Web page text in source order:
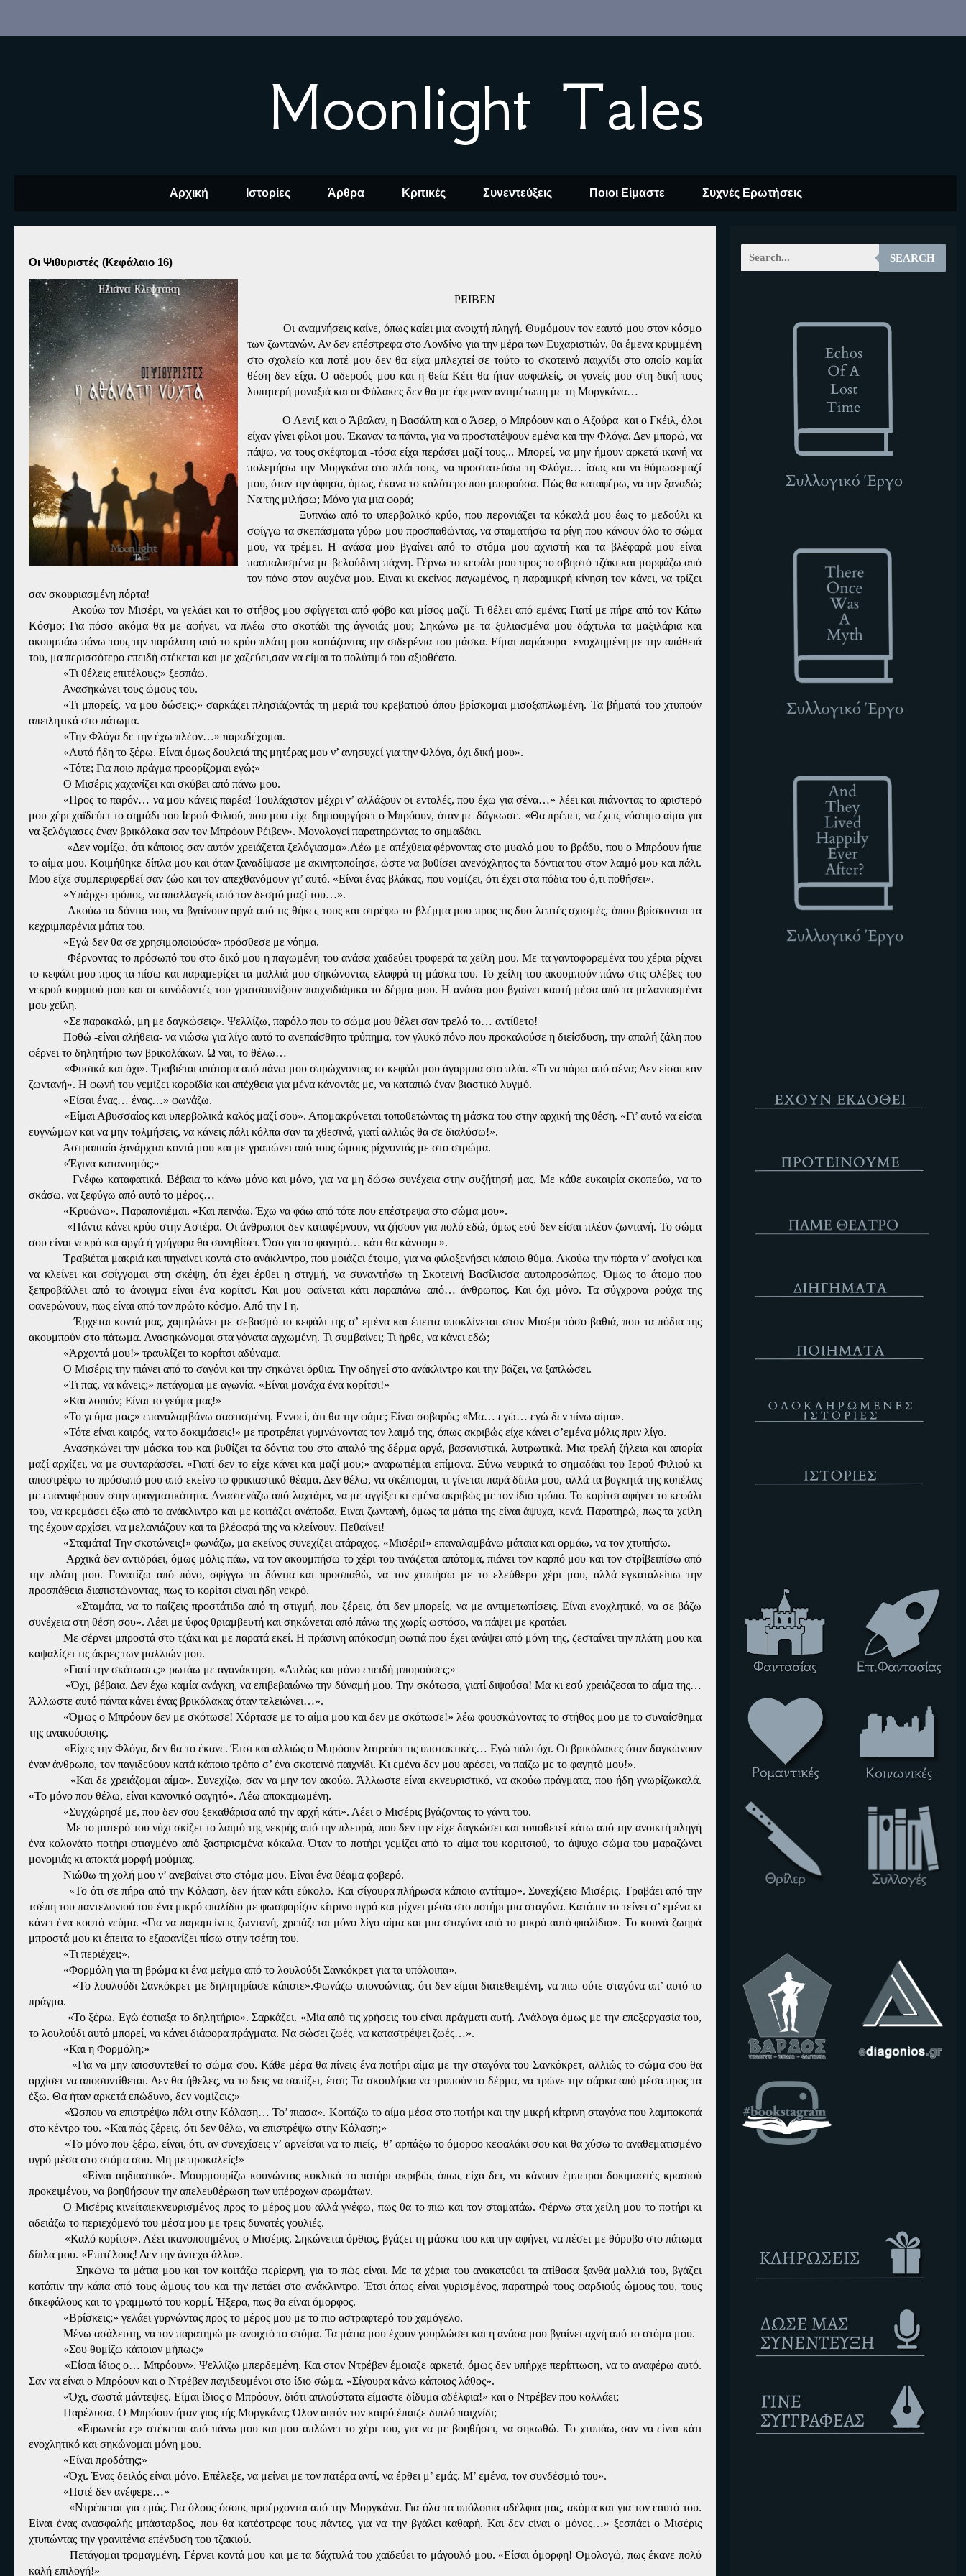
Moonlight Tales
Αρχική Ιστορίες Άρθρα Κριτικές Συνεντεύξεις Ποιοι Είμαστε Συχνές Ερωτήσεις
Οι Ψιθυριστές (Κεφάλαιο 16)
ΡΕΙΒΕΝ
Οι αναμνήσεις καίνε, όπως καίει μια ανοιχτή πληγή. Θυμόμουν τον εαυτό μου στον κόσμο
των ζωντανών. Αν δεν επέστρεφα στο Λονδίνο για την μέρα των Ευχαριστιών, θα έμενα κρυμμένη
στο σχολείο και ποτέ μου δεν θα είχα μπλεχτεί σε τούτο το σκοτεινό παιχνίδι στο οποίο καμία
θέση δεν είχα. Ο αδερφός μου και η θεία Κέιτ θα ήταν ασφαλείς, οι γονείς μου στη δική τους
λυπητερή μοναξιά και οι Φύλακες δεν θα με έφερναν αντιμέτωπη με τη Μοργκάνα…
Ο Λενιξ και ο Άβαλαν, η Βασάλτη και ο Άσερ, ο Μπρόουν και ο Αζούρα και ο Γκέιλ, όλοι
είχαν γίνει φίλοι μου. Έκαναν τα πάντα, για να προστατέψουν εμένα και την Φλόγα. Δεν μπορώ, να
πάψω, να τους σκέφτομαι -τόσα είχα περάσει μαζί τους... Μπορεί, να μην ήμουν αρκετά ικανή να
πολεμήσω την Μοργκάνα στο πλάι τους, να προστατεύσω τη Φλόγα… ίσως και να θύμωσεμαζί
μου, όταν την άφησα, όμως, έκανα το καλύτερο που μπορούσα. Πώς θα καταφέρω, να την ξαναδώ;
Να της μιλήσω; Μόνο για μια φορά;
Ξυπνάω από το υπερβολικό κρύο, που περονιάζει τα κόκαλά μου έως το μεδούλι κι
σφίγγω τα σκεπάσματα γύρω μου προσπαθώντας, να σταματήσω τα ρίγη που κάνουν όλο το σώμα
μου, να τρέμει. Η ανάσα μου βγαίνει από το στόμα μου αχνιστή και τα βλέφαρά μου είναι
πασπαλισμένα με βελούδινη πάχνη. Γέρνω το κεφάλι μου προς το σβηστό τζάκι και μορφάζω από
τον πόνο στον αυχένα μου. Ειναι κι εκείνος παγωμένος, η παραμικρή κίνηση τον κάνει, να τρίζει
σαν σκουριασμένη πόρτα!
Ακούω τον Μισέρι, να γελάει και το στήθος μου σφίγγεται από φόβο και μίσος μαζί. Τι θέλει από εμένα; Γιατί με πήρε από τον Κάτω
Κόσμο; Για πόσο ακόμα θα με αφήνει, να πλέω στο σκοτάδι της άγνοιάς μου; Σηκώνω με τα ξυλιασμένα μου δάχτυλα τα μαξιλάρια και
ακουμπάω πάνω τους την παράλυτη από το κρύο πλάτη μου κοιτάζοντας την σιδερένια του μάσκα. Είμαι παράφορα ενοχλημένη με την απάθειά
του, μα περισσότερο επειδή στέκεται και με χαζεύει,σαν να είμαι το πολύτιμό του αξιοθέατο.
«Τι θέλεις επιτέλους;» ξεσπάω.
Ανασηκώνει τους ώμους του.
«Τι μπορείς, να μου δώσεις;» σαρκάζει πλησιάζοντάς τη μεριά του κρεβατιού όπου βρίσκομαι μισοξαπλωμένη. Τα βήματά του χτυπούν
απειλητικά στο πάτωμα.
«Την Φλόγα δε την έχω πλέον…» παραδέχομαι.
«Αυτό ήδη το ξέρω. Είναι όμως δουλειά της μητέρας μου ν’ ανησυχεί για την Φλόγα, όχι δική μου».
«Τότε; Για ποιο πράγμα προορίζομαι εγώ;»
Ο Μισέρις χαχανίζει και σκύβει από πάνω μου.
«Προς το παρόν… να μου κάνεις παρέα! Τουλάχιστον μέχρι ν’ αλλάξουν οι εντολές, που έχω για σένα…» λέει και πιάνοντας το αριστερό
μου χέρι χαϊδεύει το σημάδι του Ιερού Φιλιού, που μου είχε δημιουργήσει ο Μπρόουν, όταν με δάγκωσε. «Θα πρέπει, να έχεις νόστιμο αίμα για
να ξελόγιασες έναν βρικόλακα σαν τον Μπρόουν Ρέιβεν». Μονολογεί παρατηρώντας το σημαδάκι.
«Δεν νομίζω, ότι κάποιος σαν αυτόν χρειάζεται ξελόγιασμα».Λέω με απέχθεια φέρνοντας στο μυαλό μου το βράδυ, που ο Μπρόουν ήπιε
το αίμα μου. Κοιμήθηκε δίπλα μου και όταν ξαναδίψασε με ακινητοποίησε, ώστε να βυθίσει ανενόχλητος τα δόντια του στον λαιμό μου και πάλι.
Μου είχε συμπεριφερθεί σαν ζώο και τον απεχθανόμουν γι’ αυτό. «Είναι ένας βλάκας, που νομίζει, ότι έχει στα πόδια του ό,τι ποθήσει».
«Υπάρχει τρόπος, να απαλλαγείς από τον δεσμό μαζί του…».
Ακούω τα δόντια του, να βγαίνουν αργά από τις θήκες τους και στρέφω το βλέμμα μου προς τις δυο λεπτές σχισμές, όπου βρίσκονται τα
κεχριμπαρένια μάτια του.
«Εγώ δεν θα σε χρησιμοποιούσα» πρόσθεσε με νόημα.
Φέρνοντας το πρόσωπό του στο δικό μου η παγωμένη του ανάσα χαϊδεύει τρυφερά τα χείλη μου. Με τα γαντοφορεμένα του χέρια ρίχνει
το κεφάλι μου προς τα πίσω και παραμερίζει τα μαλλιά μου σηκώνοντας ελαφρά τη μάσκα του. Το χείλη του ακουμπούν πάνω στις φλέβες του
νεκρού κορμιού μου και οι κυνόδοντές του γρατσουνίζουν παιχνιδιάρικα το δέρμα μου. Η ανάσα μου βγαίνει καυτή μέσα από τα μελανιασμένα
μου χείλη.
«Σε παρακαλώ, μη με δαγκώσεις». Ψελλίζω, παρόλο που το σώμα μου θέλει σαν τρελό το… αντίθετο!
Ποθώ -είναι αλήθεια- να νιώσω για λίγο αυτό το ανεπαίσθητο τρύπημα, τον γλυκό πόνο που προκαλούσε η διείσδυση, την απαλή ζάλη που
φέρνει το δηλητήριο των βρικολάκων. Ω ναι, το θέλω…
«Φυσικά και όχι». Τραβιέται απότομα από πάνω μου σπρώχνοντας το κεφάλι μου άγαρμπα στο πλάι. «Τι να πάρω από σένα; Δεν είσαι καν
ζωντανή». Η φωνή του γεμίζει κοροϊδία και απέχθεια για μένα κάνοντάς με, να καταπιώ έναν βιαστικό λυγμό.
«Είσαι ένας… ένας…» φωνάζω.
«Είμαι Αβυσσαίος και υπερβολικά καλός μαζί σου». Απομακρύνεται τοποθετώντας τη μάσκα του στην αρχική της θέση. «Γι’ αυτό να είσαι
ευγνώμων και να μην τολμήσεις, να κάνεις πάλι κόλπα σαν τα χθεσινά, γιατί αλλιώς θα σε διαλύσω!».
Αστραπιαία ξανάρχται κοντά μου και με γραπώνει από τους ώμους ρίχνοντάς με στο στρώμα.
«Έγινα κατανοητός;»
Γνέφω καταφατικά. Βέβαια το κάνω μόνο και μόνο, για να μη δώσω συνέχεια στην συζήτησή μας. Με κάθε ευκαιρία σκοπεύω, να το
σκάσω, να ξεφύγω από αυτό το μέρος…
«Κρυώνω». Παραπονιέμαι. «Και πεινάω. Έχω να φάω από τότε που επέστρεψα στο σώμα μου».
«Πάντα κάνει κρύο στην Αστέρα. Οι άνθρωποι δεν καταφέρνουν, να ζήσουν για πολύ εδώ, όμως εσύ δεν είσαι πλέον ζωντανή. Το σώμα
σου είναι νεκρό και αργά ή γρήγορα θα συνηθίσει. Όσο για το φαγητό… κάτι θα κάνουμε».
Τραβιέται μακριά και πηγαίνει κοντά στο ανάκλιντρο, που μοιάζει έτοιμο, για να φιλοξενήσει κάποιο θύμα. Ακούω την πόρτα ν’ ανοίγει και
να κλείνει και σφίγγομαι στη σκέψη, ότι έχει έρθει η στιγμή, να συναντήσω τη Σκοτεινή Βασίλισσα αυτοπροσώπως. Όμως το άτομο που
ξεπροβάλλει από το άνοιγμα είναι ένα κορίτσι. Και μου φαίνεται κάτι παραπάνω από… άνθρωπος. Και όχι μόνο. Τα σύγχρονα ρούχα της
φανερώνουν, πως είναι από τον πρώτο κόσμο. Από την Γη.
Έρχεται κοντά μας, χαμηλώνει με σεβασμό το κεφάλι της σ’ εμένα και έπειτα υποκλίνεται στον Μισέρι τόσο βαθιά, που τα πόδια της
ακουμπούν στο πάτωμα. Ανασηκώνομαι στα γόνατα αγχωμένη. Τι συμβαίνει; Τι ήρθε, να κάνει εδώ;
«Άρχοντά μου!» τραυλίζει το κορίτσι αδύναμα.
Ο Μισέρις την πιάνει από το σαγόνι και την σηκώνει όρθια. Την οδηγεί στο ανάκλιντρο και την βάζει, να ξαπλώσει.
«Τι πας, να κάνεις;» πετάγομαι με αγωνία. «Είναι μονάχα ένα κορίτσι!»
«Και λοιπόν; Είναι το γεύμα μας!»
«Το γεύμα μας;» επαναλαμβάνω σαστισμένη. Εννοεί, ότι θα την φάμε; Είναι σοβαρός; «Μα… εγώ… εγώ δεν πίνω αίμα».
«Τότε είναι καιρός, να το δοκιμάσεις!» με προτρέπει γυμνώνοντας τον λαιμό της, όπως ακριβώς είχε κάνει σ’εμένα μόλις πριν λίγο.
Ανασηκώνει την μάσκα του και βυθίζει τα δόντια του στο απαλό της δέρμα αργά, βασανιστικά, λυτρωτικά. Μια τρελή ζήλεια και απορία
μαζί αρχίζει, να με συνταράσσει. «Γιατί δεν το είχε κάνει και μαζί μου;» αναρωτιέμαι επίμονα. Ξύνω νευρικά το σημαδάκι του Ιερού Φιλιού κι
αποστρέφω το πρόσωπό μου από εκείνο το φρικιαστικό θέαμα. Δεν θέλω, να σκέπτομαι, τι γίνεται παρά δίπλα μου, αλλά τα βογκητά της κοπέλας
με επαναφέρουν στην πραγματικότητα. Αναστενάζω από λαχτάρα, να με αγγίξει κι εμένα ακριβώς με τον ίδιο τρόπο. Το κορίτσι αφήνει το κεφάλι
του, να κρεμάσει έξω από το ανάκλιντρο και με κοιτάζει ανάποδα. Ειναι ζωντανή, όμως τα μάτια της είναι άψυχα, κενά. Παρατηρώ, πως τα χείλη
της έχουν αρχίσει, να μελανιάζουν και τα βλέφαρά της να κλείνουν. Πεθαίνει!
«Σταμάτα! Την σκοτώνεις!» φωνάζω, μα εκείνος συνεχίζει ατάραχος. «Μισέρι!» επαναλαμβάνω μάταια και ορμάω, να τον χτυπήσω.
Αρχικά δεν αντιδράει, όμως μόλις πάω, να τον ακουμπήσω το χέρι του τινάζεται απότομα, πιάνει τον καρπό μου και τον στρίβειπίσω από
την πλάτη μου. Γονατίζω από πόνο, σφίγγω τα δόντια και προσπαθώ, να τον χτυπήσω με το ελεύθερο χέρι μου, αλλά εγκαταλείπω την
προσπάθεια διαπιστώνοντας, πως το κορίτσι είναι ήδη νεκρό.
«Σταμάτα, να το παίζεις προστάτιδα από τη στιγμή, που ξέρεις, ότι δεν μπορείς, να με αντιμετωπίσεις. Είναι ενοχλητικό, να σε βάζω
συνέχεια στη θέση σου». Λέει με ύφος θριαμβευτή και σηκώνεται από πάνω της χωρίς ωστόσο, να πάψει με κρατάει.
Με σέρνει μπροστά στο τζάκι και με παρατά εκεί. Η πράσινη απόκοσμη φωτιά που έχει ανάψει από μόνη της, ζεσταίνει την πλάτη μου και
καψαλίζει τις άκρες των μαλλιών μου.
«Γιατί την σκότωσες;» ρωτάω με αγανάκτηση. «Απλώς και μόνο επειδή μπορούσες;»
«Όχι, βέβαια. Δεν έχω καμία ανάγκη, να επιβεβαιώνω την δύναμή μου. Την σκότωσα, γιατί διψούσα! Μα κι εσύ χρειάζεσαι το αίμα της…
Άλλωστε αυτό πάντα κάνει ένας βρικόλακας όταν τελειώνει…».
«Όμως ο Μπρόουν δεν με σκότωσε! Χόρτασε με το αίμα μου και δεν με σκότωσε!» λέω φουσκώνοντας το στήθος μου με το συναίσθημα
της ανακούφισης.
«Είχες την Φλόγα, δεν θα το έκανε. Έτσι και αλλιώς ο Μπρόουν λατρεύει τις υποτακτικές… Εγώ πάλι όχι. Οι βρικόλακες όταν δαγκώνουν
έναν άνθρωπο, τον παγιδεύουν κατά κάποιο τρόπο σ’ ένα σκοτεινό παιχνίδι. Κι εμένα δεν μου αρέσει, να παίζω με το φαγητό μου!».
«Και δε χρειάζομαι αίμα». Συνεχίζω, σαν να μην τον ακούω. Άλλωστε είναι εκνευριστικό, να ακούω πράγματα, που ήδη γνωρίζωκαλά.
«Το μόνο που θέλω, είναι κανονικό φαγητό». Λέω αποκαμωμένη.
«Συγχώρησέ με, που δεν σου ξεκαθάρισα από την αρχή κάτι». Λέει ο Μισέρις βγάζοντας το γάντι του.
Με το μυτερό του νύχι σκίζει το λαιμό της νεκρής από την πλευρά, που δεν την είχε δαγκώσει και τοποθετεί κάτω από την ανοικτή πληγή
ένα κολονάτο ποτήρι φτιαγμένο από ξασπρισμένα κόκαλα. Όταν το ποτήρι γεμίζει από το αίμα του κοριτσιού, το άψυχο σώμα του μαραζώνει
μονομιάς κι αποκτά μορφή μούμιας.
Νιώθω τη χολή μου ν’ ανεβαίνει στο στόμα μου. Είναι ένα θέαμα φοβερό.
«Το ότι σε πήρα από την Κόλαση, δεν ήταν κάτι εύκολο. Και σίγουρα πλήρωσα κάποιο αντίτιμο». Συνεχίζειο Μισέρις. Τραβάει από την
τσέπη του παντελονιού του ένα μικρό φιαλίδιο με φωσφορίζον κίτρινο υγρό και ρίχνει μέσα στο ποτήρι μια σταγόνα. Κατόπιν το τείνει σ’ εμένα κι
κάνει ένα κοφτό νεύμα. «Για να παραμείνεις ζωντανή, χρειάζεται μόνο λίγο αίμα και μια σταγόνα από το μικρό αυτό φιαλίδιο». Το κουνά ζωηρά
μπροστά μου κι έπειτα το εξαφανίζει πίσω στην τσέπη του.
«Τι περιέχει;».
«Φορμόλη για τη βρώμα κι ένα μείγμα από το λουλούδι Σανκόκρετ για τα υπόλοιπα».
«Το λουλούδι Σανκόκρετ με δηλητηρίασε κάποτε».Φωνάζω υπονοώντας, ότι δεν είμαι διατεθειμένη, να πιω ούτε σταγόνα απ’ αυτό το
πράγμα.
«Το ξέρω. Εγώ έφτιαξα το δηλητήριο». Σαρκάζει. «Μία από τις χρήσεις του είναι πράγματι αυτή. Ανάλογα όμως με την επεξεργασία του,
το λουλούδι αυτό μπορεί, να κάνει διάφορα πράγματα. Να σώσει ζωές, να καταστρέψει ζωές…».
«Και η Φορμόλη;»
«Για να μην αποσυντεθεί το σώμα σου. Κάθε μέρα θα πίνεις ένα ποτήρι αίμα με την σταγόνα του Σανκόκρετ, αλλιώς το σώμα σου θα
αρχίσει να αποσυντίθεται. Δεν θα ήθελες, να το δεις να σαπίζει, έτσι; Τα σκουλήκια να τρυπούν το δέρμα, να τρώνε την σάρκα από μέσα προς τα
έξω. Θα ήταν αρκετά επώδυνο, δεν νομίζεις;»
«Ώσπου να επιστρέψω πάλι στην Κόλαση… Το’ πιασα». Κοιτάζω το αίμα μέσα στο ποτήρι και την μικρή κίτρινη σταγόνα που λαμποκοπά
στο κέντρο του. «Και πώς ξέρεις, ότι δεν θέλω, να επιστρέψω στην Κόλαση;»
«Το μόνο που ξέρω, είναι, ότι, αν συνεχίσεις ν’ αρνείσαι να το πιείς, θ’ αρπάξω το όμορφο κεφαλάκι σου και θα χύσω το αναθεματισμένο
υγρό μέσα στο στόμα σου. Μη με προκαλείς!»
«Είναι αηδιαστικό». Μουρμουρίζω κουνώντας κυκλικά το ποτήρι ακριβώς όπως είχα δει, να κάνουν έμπειροι δοκιμαστές κρασιού
προκειμένου, να βοηθήσουν την απελευθέρωση των υπέροχων αρωμάτων.
Ο Μισέρις κινείταιεκνευρισμένος προς το μέρος μου αλλά γνέφω, πως θα το πιω και τον σταματάω. Φέρνω στα χείλη μου το ποτήρι κι
αδειάζω το περιεχόμενό του μέσα μου με τρεις δυνατές γουλιές.
«Καλό κορίτσι». Λέει ικανοποιημένος ο Μισέρις. Σηκώνεται όρθιος, βγάζει τη μάσκα του και την αφήνει, να πέσει με θόρυβο στο πάτωμα
δίπλα μου. «Επιτέλους! Δεν την άντεχα άλλο».
Σηκώνω τα μάτια μου και τον κοιτάζω περίεργη, για το πώς είναι. Με τα χέρια του ανακατεύει τα ατίθασα ξανθά μαλλιά του, βγάζει
κατόπιν την κάπα από τους ώμους του και την πετάει στο ανάκλιντρο. Έτσι όπως είναι γυρισμένος, παρατηρώ τους φαρδιούς ώμους του, τους
δικεφάλους και το γραμμωτό του κορμί. Ήξερα, πως θα είναι όμορφος.
«Βρίσκεις;» γελάει γυρνώντας προς το μέρος μου με το πιο αστραφτερό του χαμόγελο.
Μένω ασάλευτη, να τον παρατηρώ με ανοιχτό το στόμα. Τα μάτια μου έχουν γουρλώσει και η ανάσα μου βγαίνει αχνή από το στόμα μου.
«Σου θυμίζω κάποιον μήπως;»
«Είσαι ίδιος ο… Μπρόουν». Ψελλίζω μπερδεμένη. Και στον Ντρέβεν έμοιαζε αρκετά, όμως δεν υπήρχε περίπτωση, να το αναφέρω αυτό.
Σαν να είναι ο Μπρόουν και ο Ντρέβεν παγιδευμένοι στο ίδιο σώμα. «Σίγουρα κάνω κάποιος λάθος».
«Όχι, σωστά μάντεψες. Είμαι ίδιος ο Μπρόουν, διότι απλούστατα είμαστε δίδυμα αδέλφια!» και ο Ντρέβεν που κολλάει;
Παρέλυσα. Ο Μπρόουν ήταν γιος τής Μοργκάνα; Όλον αυτόν τον καιρό έπαιζε διπλό παιχνίδι;
«Ειρωνεία ε;» στέκεται από πάνω μου και μου απλώνει το χέρι του, για να με βοηθήσει, να σηκωθώ. Το χτυπάω, σαν να είναι κάτι
ενοχλητικό και σηκώνομαι μόνη μου.
«Είναι προδότης;»
«Όχι. Ένας δειλός είναι μόνο. Επέλεξε, να μείνει με τον πατέρα αντί, να έρθει μ’ εμάς. Μ’ εμένα, τον συνδέσμιό του».
«Ποτέ δεν ανέφερε…»
«Ντρέπεται για εμάς. Για όλους όσους προέρχονται από την Μοργκάνα. Για όλα τα υπόλοιπα αδέλφια μας, ακόμα και για τον εαυτό του.
Είναι ένας ανασφαλής μπάσταρδος, που θα κατέστρεφε τους πάντες, για να την βγάλει καθαρή. Και δεν είναι ο μόνος…» ξεσπάει ο Μισέρις
χτυπώντας την γρανιτένια επένδυση του τζακιού.
Πετάγομαι τρομαγμένη. Γέρνει κοντά μου και με τα δάχτυλά του χαϊδεύει το μάγουλό μου. «Είσαι όμορφη! Ομολογώ, πως έκανε πολύ
καλή επιλογή!»
SEARCH